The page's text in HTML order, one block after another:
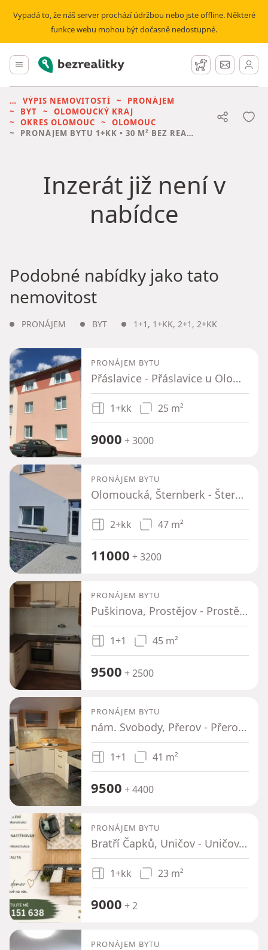
Vypadá to, že náš server prochází údržbou nebo jste offline. Některé
funkce webu mohou být dočasně nedostupné.
Hlavní menu
Bezrealitky Hlídací pes
Zprávy
VÝPIS NEMOVITOSTÍ
PRONÁJEM
BYT
OLOMOUCKÝ KRAJ
OKRES OLOMOUC
OLOMOUC
PRONÁJEM BYTU 1+KK • 30 M² BEZ REALITKY
Inzerát již není v
nabídce
Podobné nabídky jako tato
nemovitost
PRONÁJEM BYT 1+1 , 1+KK, 2+1 , 2+KK
PRONÁJEM BYTU
Přáslavice - Přáslavice u Olomouce, Olomoucký kraj
1+kk 25 m²
9000 + 3000
PRONÁJEM BYTU
Olomoucká, Šternberk - Šternberk, Olomoucký kraj
2+kk 47 m²
11000 + 3200
PRONÁJEM BYTU
Puškinova, Prostějov - Prostějov, Olomoucký kraj
1+1 45 m²
9500 + 2500
PRONÁJEM BYTU
nám. Svobody, Přerov - Přerov, Olomoucký kraj
1+1 41 m²
9500 + 4400
PRONÁJEM BYTU
Bratří Čapků, Uničov - Uničov, Olomoucký kraj
1+kk 23 m²
9000 + 2
PRONÁJEM BYTU